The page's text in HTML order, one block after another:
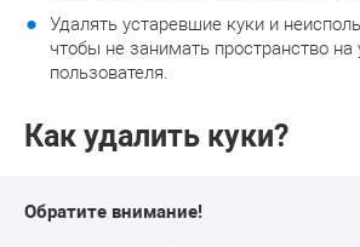
Удалять устаревшие куки и
чтобы не занимать пространство на
пользователя.
Как удалить куки?
Обратите внимание!